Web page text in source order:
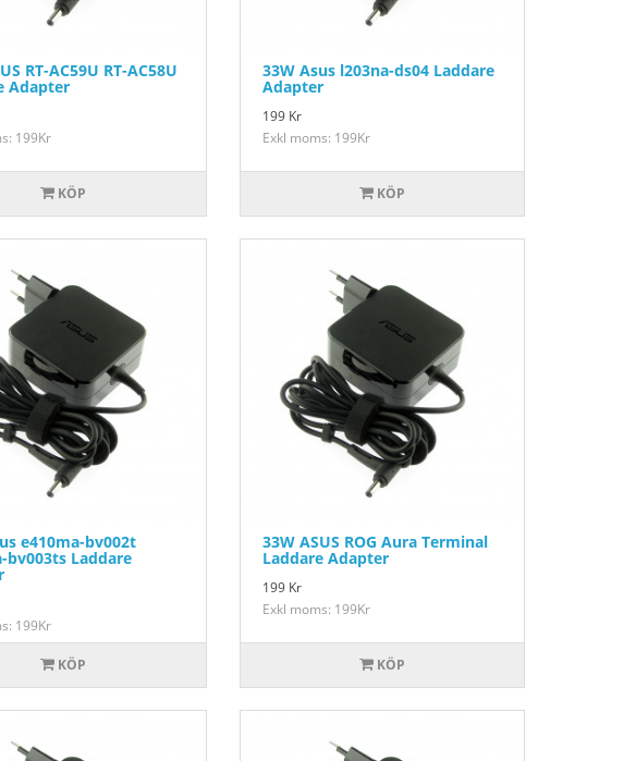
RT-AC59U RT-AC58U
Adapter
199Kr
KÖP
33W Asus l203na-ds04 Laddare
Adapter
199 Kr
Exkl moms: 199Kr
KÖP
e410ma-bv002t
bv003ts Laddare
199Kr
KÖP
33W ASUS ROG Aura Terminal
Laddare Adapter
199 Kr
Exkl moms: 199Kr
KÖP